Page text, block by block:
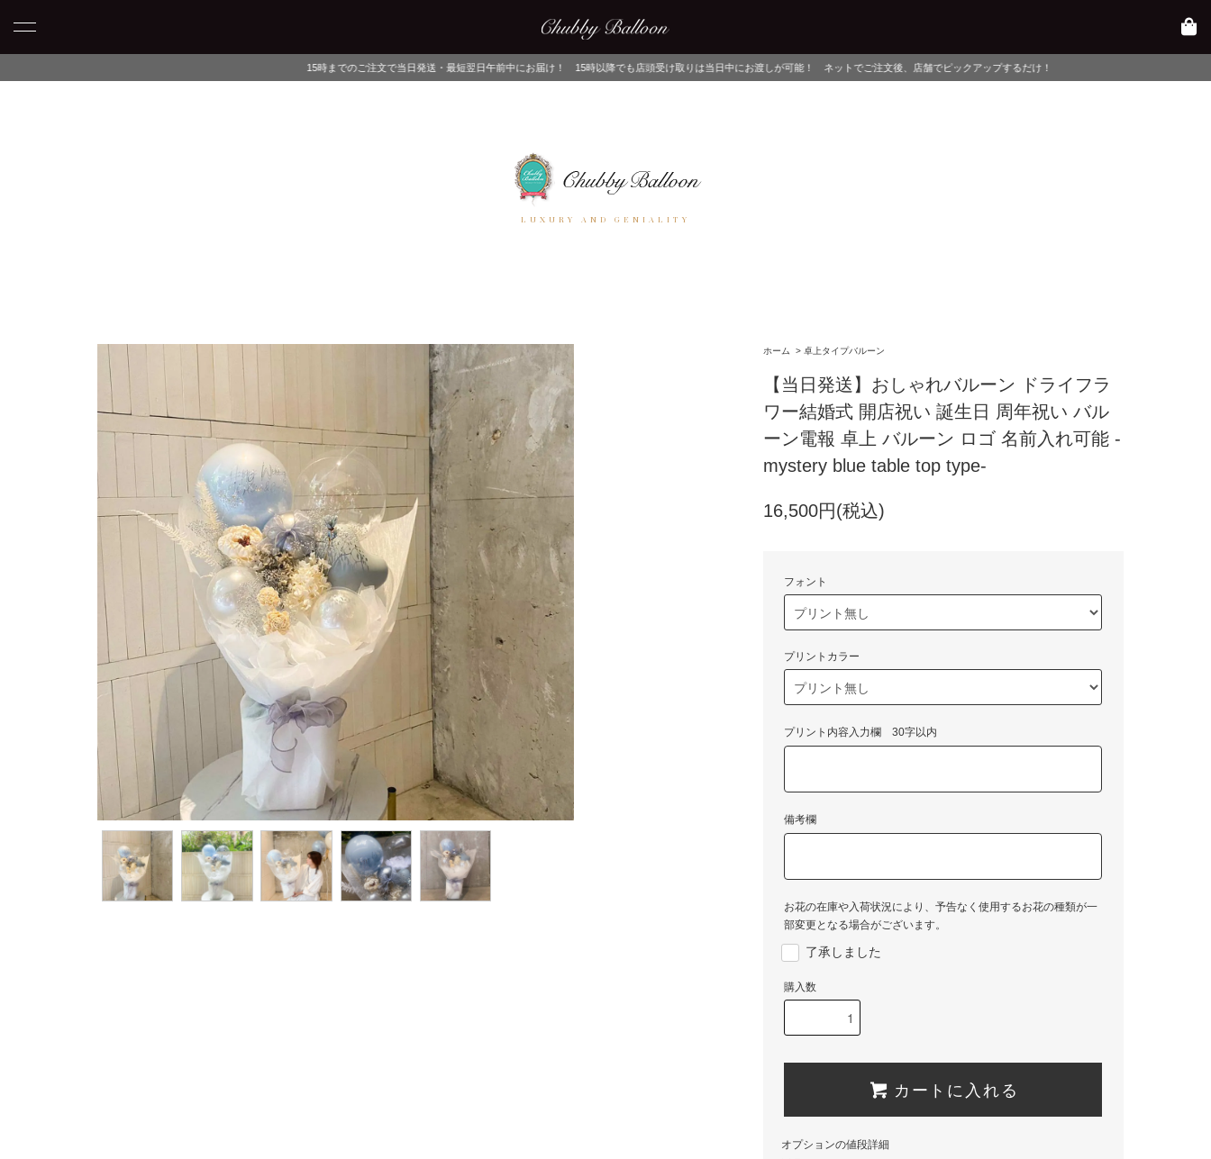
15時までのご注文で当日発送・最短翌日午前中にお届け！ 15時以降でも店頭受け取りは当日中にお渡しが可能！ ネットでご注文後、店舗でピックアップするだけ！
LUXURY AND GENIALITY
ホーム > 卓上タイプバルーン
【当日発送】おしゃれバルーン ドライフラ
ワー結婚式 開店祝い 誕生日 周年祝い バル
ーン電報 卓上 バルーン ロゴ 名前入れ可能 -
mystery blue table top type-
16,500円(税込)
フォント
プリントカラー
プリント内容入力欄 30字以内
備考欄
お花の在庫や入荷状況により、予告なく使用するお花の種類が一
部変更となる場合がございます。
了承しました
購入数
カートに入れる
オプションの値段詳細